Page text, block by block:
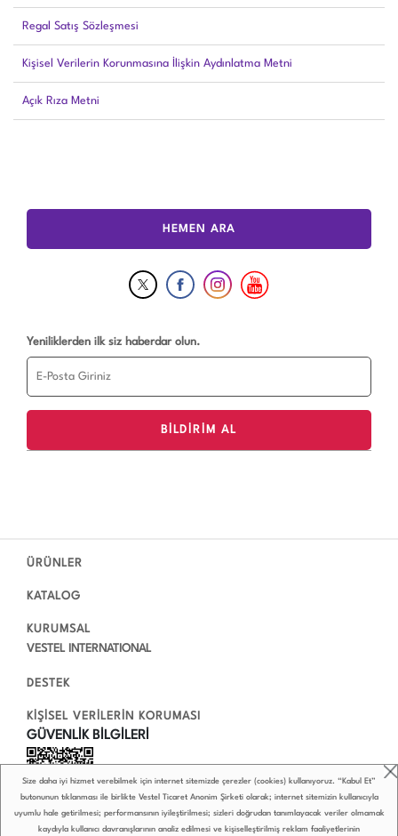
Regal Satış Sözleşmesi
Kişisel Verilerin Korunmasına İlişkin Aydınlatma Metni
Açık Rıza Metni
Size daha iyi hizmet verebilmek için internet sitemizde çerezler (cookies) kullanıyoruz. “Kabul Et”
butonunun tıklanması ile birlikte Vestel Ticaret Anonim Şirketi olarak; internet sitemizin kullanıcıyla
uyumlu hale getirilmesi; performansının iyileştirilmesi; sizleri doğrudan tanımlayacak veriler olmamak
kaydıyla kullanıcı davranışlarının analiz edilmesi ve kişiselleştirilmiş reklam faaliyetlerinin
HEMEN ARA
Yeniliklerden ilk siz haberdar olun.
ÜRÜNLER
KATALOG
KURUMSAL
VESTEL INTERNATIONAL
DESTEK
KİŞİSEL VERİLERİN KORUMASI
GÜVENLİK BİLGİLERİ